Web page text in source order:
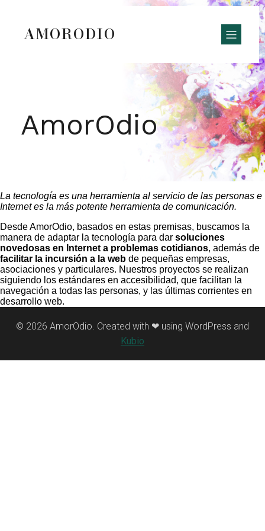
AMORODIO
AmorOdio
La tecnología es una herramienta al servicio de las personas e
Internet es la más potente herramienta de comunicación.
Desde AmorOdio, basados en estas premisas, buscamos la
manera de adaptar la tecnología para dar soluciones
novedosas en Internet a problemas cotidianos, además de
facilitar la incursión a la web de pequeñas empresas,
asociaciones y particulares. Nuestros proyectos se realizan
siguiendo los estándares en accesibilidad, que facilitan la
navegación a todas las personas, y las últimas corrientes en
desarrollo web.
© 2026 AmorOdio. Created with ❤ using WordPress and
Kubio